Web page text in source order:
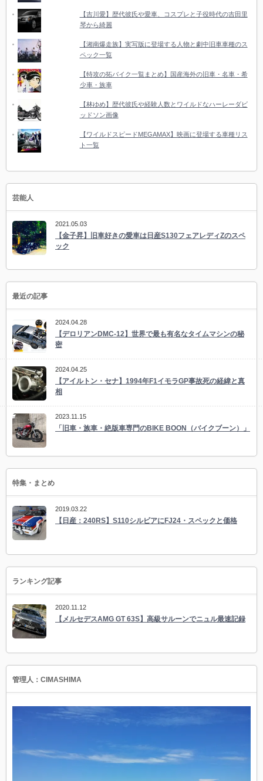
【吉川愛】歴代彼氏や愛車、コスプレと子役時代の吉田里
琴から綺麗
【湘南爆走族】実写版に登場する人物と劇中旧車車種のス
ペック一覧
【特攻の拓バイク一覧まとめ】国産海外の旧車・名車・希
少車・族車
【林ゆめ】歴代彼氏や経験人数とワイルドなハーレーダビ
ッドソン画像
【ワイルドスピードMEGAMAX】映画に登場する車種リス
ト一覧
芸能人
2021.05.03
【金子昇】旧車好きの愛車は日産S130フェアレディZのスペ
ック
最近の記事
2024.04.28
【デロリアンDMC-12】世界で最も有名なタイムマシンの秘
密
2024.04.25
【アイルトン・セナ】1994年F1イモラGP事故死の経緯と真
相
2023.11.15
「旧車・族車・絶版車専門のBIKE BOON（バイクブーン）」
特集・まとめ
2019.03.22
【日産：240RS】S110シルビアにFJ24・スペックと価格
ランキング記事
2020.11.12
【メルセデスAMG GT 63S】高級サルーンでニュル最速記録
管理人：CIMASHIMA